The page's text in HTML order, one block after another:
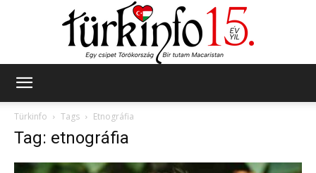
Türkinfo
Tags Etnográfia
Tag: etnográfia